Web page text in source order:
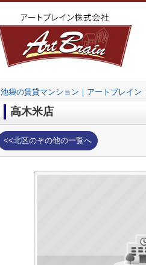
池袋の賃貸マンション｜アートブレイン
高木米店
<<北区のその他の一覧へ